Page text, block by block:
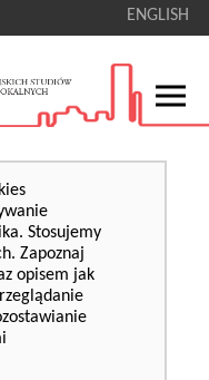
ENGLISH
Stosujemy
Zapoznaj
opisem jak